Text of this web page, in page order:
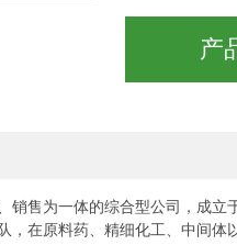
产
销售为一体的综合型公司，成立
，在原料药、精细化工、中间